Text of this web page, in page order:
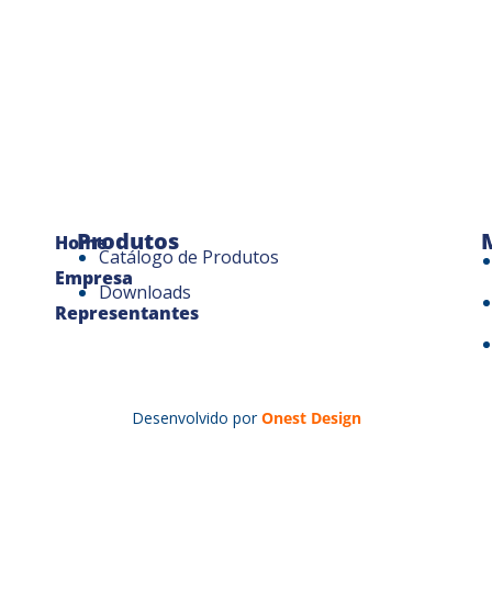
Home
Empresa
Representantes
Produtos
Catálogo de Produtos
Downloads
Desenvolvido por Onest Design